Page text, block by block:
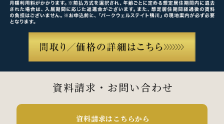
資料請求・お問い合わせ
資料請求はこちらから